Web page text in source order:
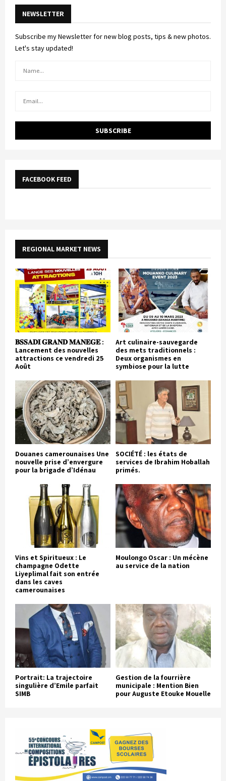
NEWSLETTER
Subscribe my Newsletter for new blog posts, tips & new photos.
Let's stay updated!
FACEBOOK FEED
REGIONAL MARKET NEWS
𝐁𝐒𝐒𝐀𝐃𝐈 𝐆𝐑𝐀𝐍𝐃 𝐌𝐀𝐍𝐄𝐆𝐄 :
Lancement des nouvelles
attractions ce vendredi 25
Août
Art culinaire-sauvegarde
des mets traditionnels :
Deux organismes en
symbiose pour la lutte
Douanes camerounaises Une
nouvelle prise d’envergure
pour la brigade d’Idénau
SOCIÉTÉ : les états de
services de Ibrahim Hoballah
primés.
Vins et Spiritueux : Le
champagne Odette
Liyeplimal fait son entrée
dans les caves
camerounaises
Moulongo Oscar : Un mécène
au service de la nation
Portrait: La trajectoire
singulière d’Emile parfait
SIMB
Gestion de la fourrière
municipale : Mention Bien
pour Auguste Etouke Mouelle